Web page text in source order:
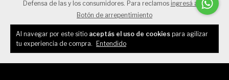
Al navegar por este sitio aceptás el uso de cookies para agilizar
tu experiencia de compra.
Entendido
Defensa de las y los consumidores. Para reclamos ingresá acá.
Botón de arrepentimiento